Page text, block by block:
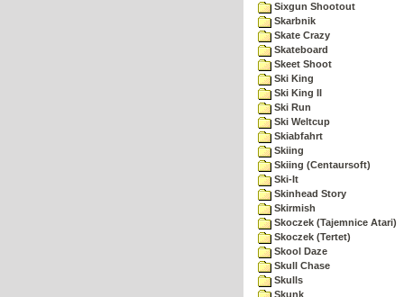
Sixgun Shootout
Skarbnik
Skate Crazy
Skateboard
Skeet Shoot
Ski King
Ski King II
Ski Run
Ski Weltcup
Skiabfahrt
Skiing
Skiing (Centaursoft)
Ski-It
Skinhead Story
Skirmish
Skoczek (Tajemnice Atari)
Skoczek (Tertet)
Skool Daze
Skull Chase
Skulls
Skunk